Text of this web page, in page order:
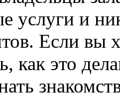
услуги и
Если вы
как это